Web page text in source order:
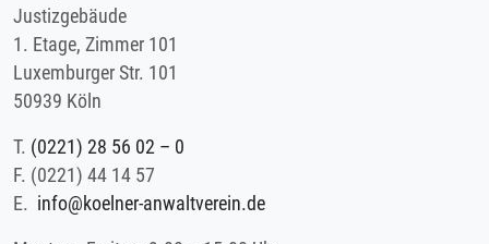
Justizgebäude
1. Etage, Zimmer 101
Luxemburger Str. 101
50939 Köln
T. (0221) 28 56 02 – 0
F. (0221) 44 14 57
E. info@koelner-anwaltverein.de